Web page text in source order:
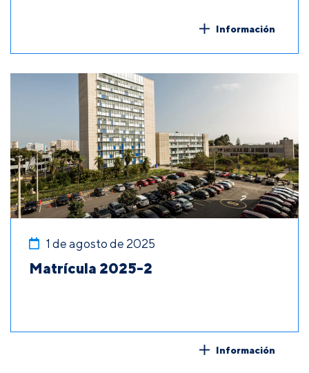
Información
1 de agosto de 2025
Matrícula 2025-2
Información